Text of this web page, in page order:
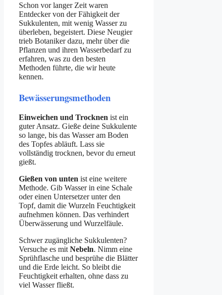
Schon vor langer Zeit waren
Entdecker von der Fähigkeit der
Sukkulenten, mit wenig Wasser zu
überleben, begeistert. Diese Neugier
trieb Botaniker dazu, mehr über die
Pflanzen und ihren Wasserbedarf zu
erfahren, was zu den besten
Methoden führte, die wir heute
kennen.
Bewässerungsmethoden
Einweichen und Trocknen ist ein
guter Ansatz. Gieße deine Sukkulente
so lange, bis das Wasser am Boden
des Topfes abläuft. Lass sie
vollständig trocknen, bevor du erneut
gießt.
Gießen von unten ist eine weitere
Methode. Gib Wasser in eine Schale
oder einen Untersetzer unter den
Topf, damit die Wurzeln Feuchtigkeit
aufnehmen können. Das verhindert
Überwässerung und Wurzelfäule.
Schwer zugängliche Sukkulenten?
Versuche es mit Nebeln. Nimm eine
Sprühflasche und besprühe die Blätter
und die Erde leicht. So bleibt die
Feuchtigkeit erhalten, ohne dass zu
viel Wasser fließt.